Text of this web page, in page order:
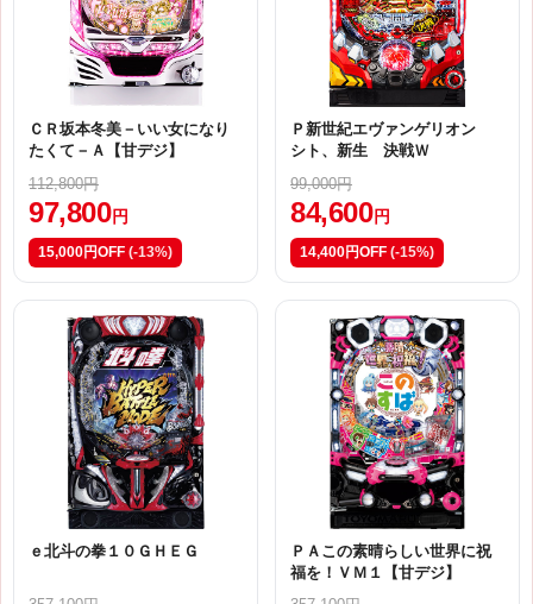
ＣＲ坂本冬美－いい女になり
たくて－Ａ【甘デジ】
112,800円
97,800 円
15,000円OFF (-13%)
Ｐ新世紀エヴァンゲリオン
シト、新生 決戦Ｗ
99,000円
84,600 円
14,400円OFF (-15%)
ｅ北斗の拳１０ＧＨＥＧ
ＰＡこの素晴らしい世界に祝
福を！ＶＭ１【甘デジ】